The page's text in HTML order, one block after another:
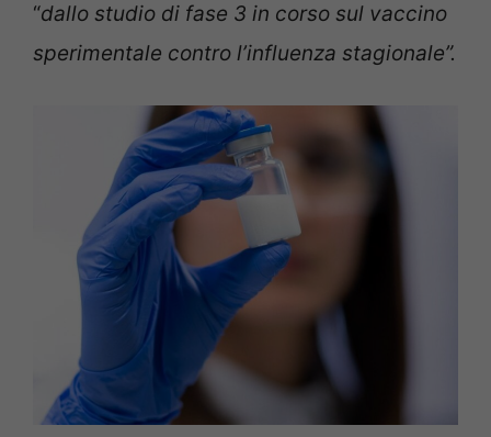
“dallo studio di fase 3 in corso sul vaccino
sperimentale contro l’influenza stagionale”.